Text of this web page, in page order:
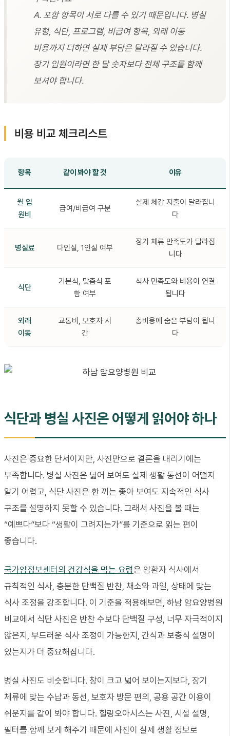
A. 포함 항목이 서로 다를 수 있기 때문입니다. 병실
유형, 식단, 프로그램, 비급여 항목, 외래 이동
비용까지 더하면 실제 부담은 달라질 수 있습니다.
장기 입원이라면 한 달 숫자보다 전체 구조를 함께
보셔야 합니다.
비용 비교 체크리스트
항목 같이 봐야 할 것 이유
월 입
원비
급여/비급여 구분
실제 체감 지출이 달라집니
다
병실료 다인실, 1인실 여부
장기 체류 만족도가 달라집
니다
식단
기본식, 맞춤식 포
함 여부
식사 만족도와 비용이 연결
됩니다
외래
이동
교통비, 보호자 시
간
총비용에 숨은 부담이 됩니
다
식단과 병실 사진은 어떻게 읽어야 하나
사진은 중요한 단서이지만, 사진만으로 결론을 내리기에는
부족합니다. 병실 사진은 넓어 보여도 실제 생활 동선이 어떨지
알기 어렵고, 식단 사진은 한 끼는 좋아 보여도 지속적인 식사
구조를 설명하지 못할 수 있습니다. 그래서 사진을 볼 때는
“예쁘다”보다 “생활이 그려지는가”를 기준으로 읽는 편이
좋습니다.
국가암정보센터의 건강식을 먹는 요령은 암환자 식사에서
규칙적인 식사, 충분한 단백질 반찬, 채소와 과일, 상태에 맞는
식사 조정을 강조합니다. 이 기준을 적용해보면, 하남 암요양병원
비교에서 식단 사진은 반찬 수보다 단백질 구성, 너무 자극적이지
않은지, 부드러운 식사 조정이 가능한지, 간식과 보충식 설명이
있는지가 더 중요해집니다.
병실 사진도 비슷합니다. 창이 크고 넓어 보이는지보다, 장기
체류에 맞는 수납과 동선, 보호자 방문 편의, 공용 공간 이용이
쉬운지를 같이 봐야 합니다. 힐링오아시스는 사진, 시설 설명,
필터를 함께 보게 해주기 때문에 사진이 실제 생활 정보로